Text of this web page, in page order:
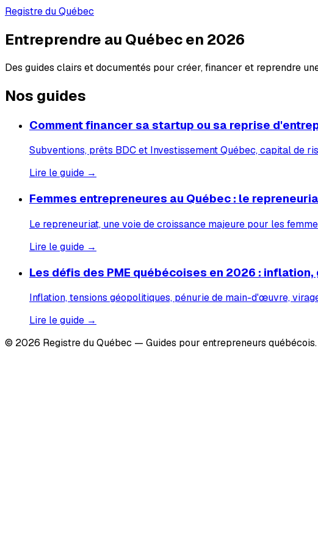
Registre du Québec
Entreprendre au Québec en 2026
Des guides clairs et documentés pour créer, financer et reprendre
Nos guides
Comment financer sa startup ou sa reprise
Subventions, prêts BDC et Investissement Québec, capital de
Lire le guide →
Femmes entrepreneures au Québec : le
Le repreneuriat, une voie de croissance majeure pour les
Lire le guide →
Les défis des PME québécoises en 2026 :
Inflation, tensions géopolitiques, pénurie de main-d'œuvre,
Lire le guide →
© 2026 Registre du Québec — Guides pour entrepreneurs québécois.